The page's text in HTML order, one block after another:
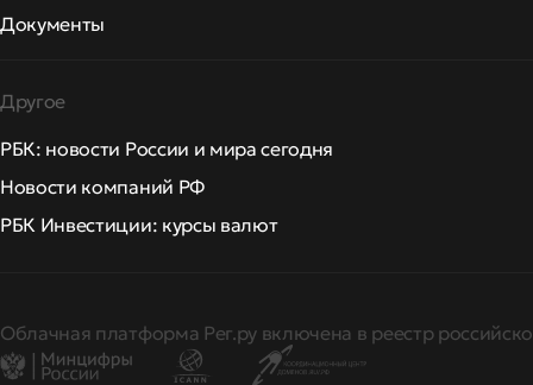
Документы
Другое
РБК: новости России и мира сегодня
Новости компаний РФ
РБК Инвестиции: курсы валют
Облачная платформа Рег.ру включена в реестр